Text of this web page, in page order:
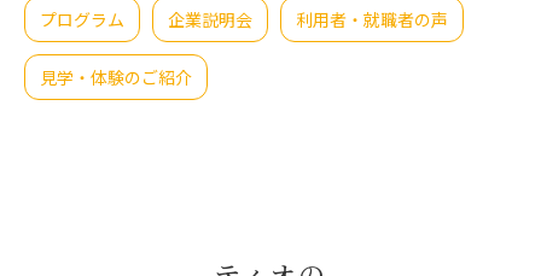
プログラム 企業説明会 利用者・就職者の声
見学・体験のご紹介